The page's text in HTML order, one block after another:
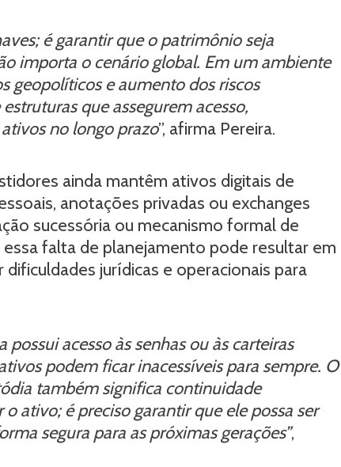
é garantir que o patrimônio seja
importa o cenário global. Em um ambiente
geopolíticos e aumento dos riscos
que assegurem acesso,
no longo prazo”, afirma Pereira.
ainda mantêm ativos digitais de
anotações privadas ou exchanges
sucessória ou mecanismo formal de
falta de planejamento pode resultar em
jurídicas e operacionais para
possui acesso às senhas ou às carteiras
podem ficar inacessíveis para sempre. O
também significa continuidade
ativo; é preciso garantir que ele possa ser
segura para as próximas gerações”,